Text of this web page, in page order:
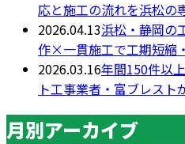
応と施工の流れを浜松の
2026.04.13浜松・静岡の
作×一貫施工で工期短縮
2026.03.16年間150件以
ト工事業者・富ブレスト
月別アーカイブ